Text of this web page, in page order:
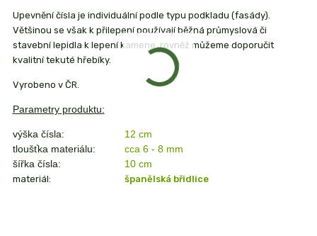
Upevnění čísla je individuální podle typu podkladu (fasády).
Většinou se však k přilepení používají běžná průmyslová či
stavební lepidla k lepení kamene, rovněž můžeme doporučit
kvalitní tekuté hřebíky.
Vyrobeno v ČR.
Parametry produktu:
výška čísla:
12 cm
tloušťka materiálu:
cca 6 - 8 mm
šířka čísla:
10 cm
materiál: španělská břidlice